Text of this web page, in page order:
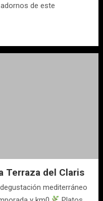
de este
Terraza del Claris
mediterráneo